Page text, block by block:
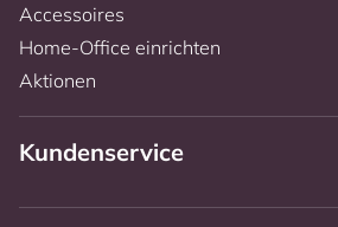
Accessoires
Home-Office einrichten
Aktionen
Kundenservice